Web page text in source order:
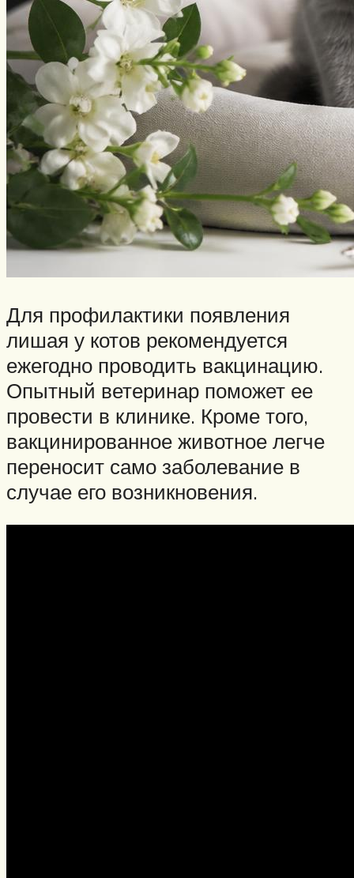
Для профилактики появления
лишая у котов рекомендуется
ежегодно проводить вакцинацию.
Опытный ветеринар поможет ее
провести в клинике. Кроме того,
вакцинированное животное легче
переносит само заболевание в
случае его возникновения.